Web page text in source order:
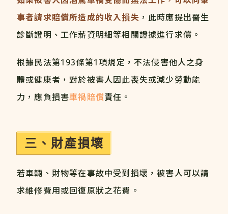
事者請求賠償所造成的收入損失 ，此時應提出醫生
診斷證明、工作薪資明細等相關證據進行求償。
根據民法第193條第1項規定，不法侵害他人之身
體或健康者，對於被害人因此喪失或減少勞動能
力，應負損害車禍賠償責任。
三、財產損壞
若車輛、財物等在事故中受到損壞，被害人可以請
求維修費用或回復原狀之花費。